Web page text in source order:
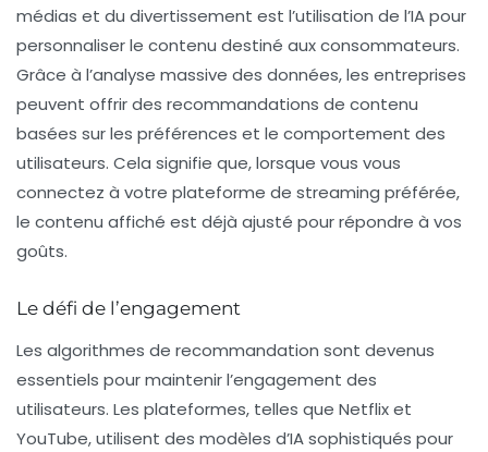
médias et du divertissement est l’utilisation de l’IA pour
personnaliser le contenu destiné aux consommateurs.
Grâce à l’analyse massive des données, les entreprises
peuvent offrir des recommandations de contenu
basées sur les préférences et le comportement des
utilisateurs. Cela signifie que, lorsque vous vous
connectez à votre plateforme de streaming préférée,
le contenu affiché est déjà ajusté pour répondre à vos
goûts.
Le défi de l’engagement
Les algorithmes de recommandation sont devenus
essentiels pour maintenir l’engagement des
utilisateurs. Les plateformes, telles que Netflix et
YouTube, utilisent des modèles d’IA sophistiqués pour